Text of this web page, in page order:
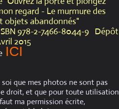
regard - Le murmure des
objets abandonnés"
978-2-7466-8044-9 Dépôt
2015
ICI
soi que mes photos ne sont pas
droit, et que pour toute utilisation
ma permission écrite,